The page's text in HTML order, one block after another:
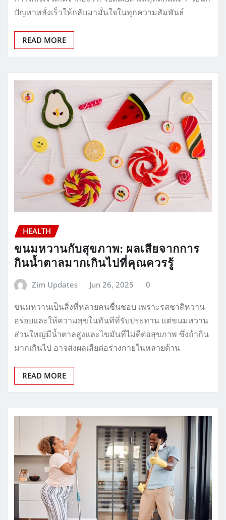
ปัญหาหลั่งเร็วให้กลับมามั่นใจในทุกความสัมพันธ์
READ MORE
HEALTH
ขนมหวานกับสุขภาพ: ผลเสียจากการ
กินน้ำตาลมากเกินไปที่คุณควรรู้
Zim Updates Jun 26, 2025 0
ขนมหวานเป็นสิ่งที่หลายคนชื่นชอบ เพราะรสชาติหวาน
อร่อยและให้ความสุขในทันทีที่รับประทาน แต่ขนมหวาน
ส่วนใหญ่มีน้ำตาลสูงและไขมันที่ไม่ดีต่อสุขภาพ ซึ่งถ้ากิน
มากเกินไป อาจส่งผลเสียต่อร่างกายในหลายด้าน
READ MORE